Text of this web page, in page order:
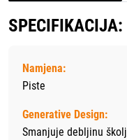
SPECIFIKACIJA:
Namjena:
Piste
Generative Design:
Smanjuje debljinu